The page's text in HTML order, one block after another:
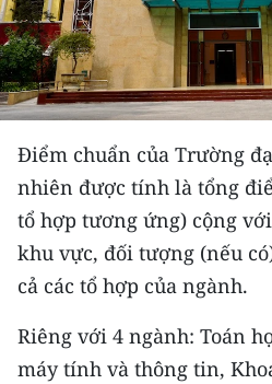
KHOA HỌC - CÔNG NGHỆ
MÔI TRƯỜNG
BẠN ĐỌC
KIỂM CHỨNG THÔNG TIN
TRI THỨC CHUYÊN SÂU
54 DÂN TỘC VIỆT NAM
CHƯƠNG TRÌNH OCOP - MỖI
MỘT SẢN PHẨM
Điểm chuẩn của Trường
nhiên được tính là tổng
tổ hợp tương ứng) cộng
khu vực, đối tượng (nếu
cả các tổ hợp của ngành.
Riêng với 4 ngành: Toán
máy tính và thông tin,